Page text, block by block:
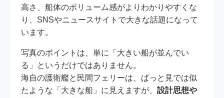
高さ、船体のボリューム感がよりわかりやすくな
り、SNSやニュースサイトで大きな話題になって
います。
写真のポイントは、単に「大きい船が並んでい
る」というだけではありません。
海自の護衛艦と民間フェリーは、ぱっと見では似
たような「大きな船」に見えますが、設計思想や